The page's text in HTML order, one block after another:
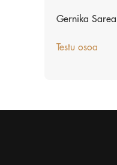
Gernika
Testu osoa